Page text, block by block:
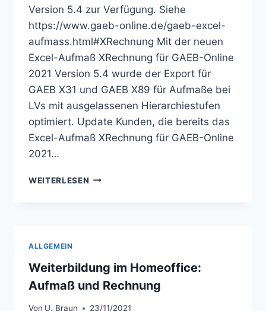
Version 5.4 zur Verfügung. Siehe
https://www.gaeb-online.de/gaeb-excel-
aufmass.html#XRechnung Mit der neuen
Excel-Aufmaß XRechnung für GAEB-Online
2021 Version 5.4 wurde der Export für
GAEB X31 und GAEB X89 für Aufmaße bei
LVs mit ausgelassenen Hierarchiestufen
optimiert. Update Kunden, die bereits das
Excel-Aufmaß XRechnung für GAEB-Online
2021…
WEITERLESEN UPDATE:
ALLGEMEIN
Weiterbildung im Homeoffice:
Aufmaß und Rechnung
Von U. Braun 23/11/2021